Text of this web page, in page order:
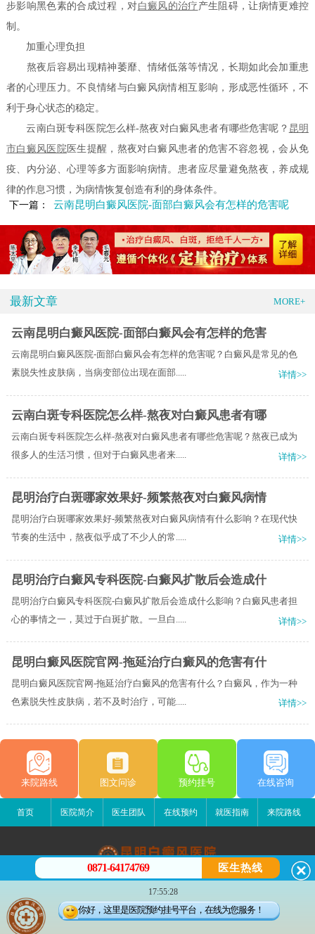
步影响黑色素的合成过程，对白癜风的治疗 产生阻碍，让病情更难控
制。
加重心理负担
熬夜后容易出现精神萎靡、情绪低落等情况，长期如此会加重患
者的心理压力。不良情绪与白癜风病情相互影响，形成恶性循环，不
利于身心状态的稳定。
云南白斑专科医院怎么样-熬夜对白癜风患者有哪些危害呢？ 昆明
市白癜风医院 医生提醒，熬夜对白癜风患者的危害不容忽视，会从免
疫、内分泌、心理等多方面影响病情。患者应尽量避免熬夜，养成规
律的作息习惯，为病情恢复创造有利的身体条件。
下一篇：
云南昆明白癜风医院-面部白癜风会有怎样的危害呢
最新文章 MORE+
云南昆明白癜风医院-面部白癜风会有怎样的危害
云南昆明白癜风医院-面部白癜风会有怎样的危害呢？白癜风是常见的色
素脱失性皮肤病，当病变部位出现在面部.....
详情>>
云南白斑专科医院怎么样-熬夜对白癜风患者有哪
云南白斑专科医院怎么样-熬夜对白癜风患者有哪些危害呢？熬夜已成为
很多人的生活习惯，但对于白癜风患者来.....
详情>>
昆明治疗白斑哪家效果好-频繁熬夜对白癜风病情
昆明治疗白斑哪家效果好-频繁熬夜对白癜风病情有什么影响？在现代快
节奏的生活中，熬夜似乎成了不少人的常.....
详情>>
昆明治疗白癜风专科医院-白癜风扩散后会造成什
昆明治疗白癜风专科医院-白癜风扩散后会造成什么影响？白癜风患者担
心的事情之一，莫过于白斑扩散。一旦白.....
详情>>
昆明白癜风医院官网-拖延治疗白癜风的危害有什
昆明白癜风医院官网-拖延治疗白癜风的危害有什么？白癜风，作为一种
色素脱失性皮肤病，若不及时治疗，可能.....
详情>>
来院路线 图文问诊 预约挂号 在线咨询
首页 医院简介 医生团队 在线预约 就医指南 来院路线
昆明白癜风医院
昆明市五华区护国路2号
版权所有：昆明白癜风医院
0871-64174769 医生热线
17:55:28
你好，这里是医院预约挂号平台，在线为您服务！